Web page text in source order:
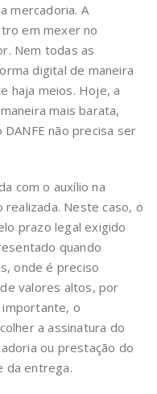
mercadoria. A
em mexer no
Nem todas as
digital de maneira
haja meios. Hoje, a
mais barata,
não precisa ser
com o auxílio na
realizada. Neste caso, o
prazo legal exigido
quando
onde é preciso
valores altos, por
importante, o
a assinatura do
ou prestação do
da entrega.